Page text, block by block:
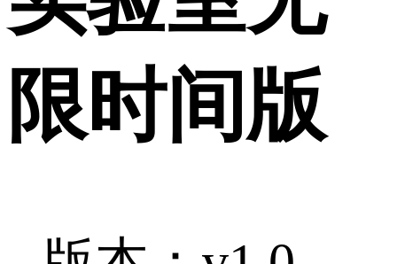
限时间版